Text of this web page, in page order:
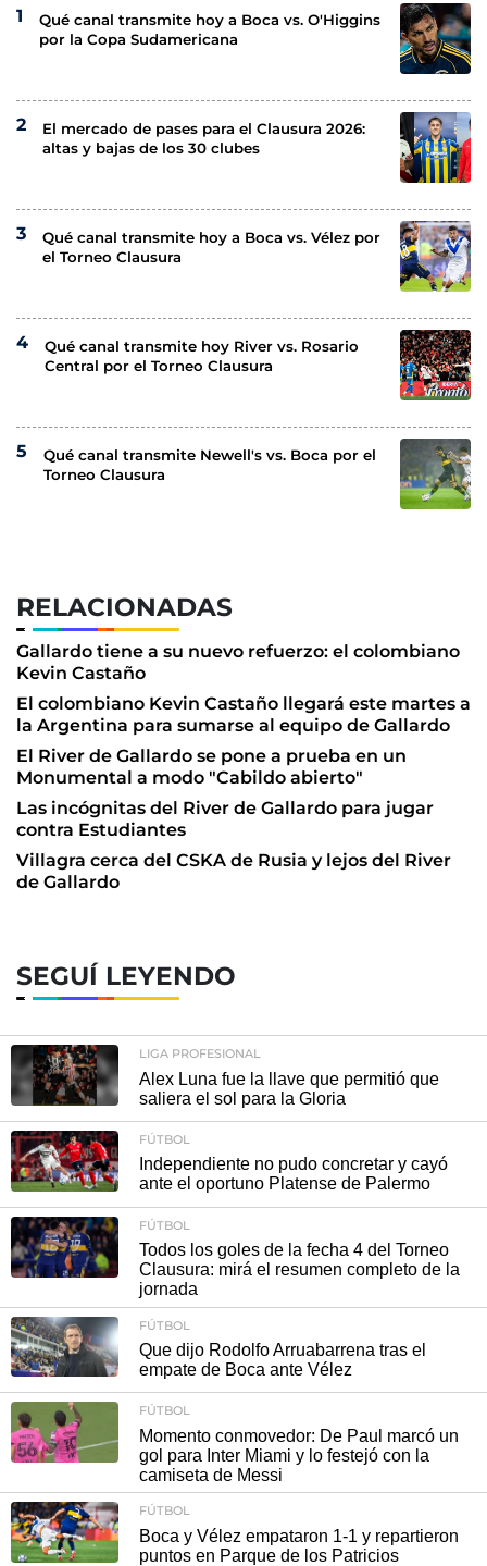
RELACIONADAS
Gallardo tiene a su nuevo refuerzo: el colombiano
Kevin Castaño
El colombiano Kevin Castaño llegará este martes a
la Argentina para sumarse al equipo de Gallardo
El River de Gallardo se pone a prueba en un
Monumental a modo "Cabildo abierto"
Las incógnitas del River de Gallardo para jugar
contra Estudiantes
Villagra cerca del CSKA de Rusia y lejos del River
de Gallardo
Qué canal transmite hoy a Boca vs. O'Higgins
por la Copa Sudamericana
El mercado de pases para el Clausura 2026:
altas y bajas de los 30 clubes
Qué canal transmite hoy a Boca vs. Vélez por
el Torneo Clausura
Qué canal transmite hoy River vs. Rosario
Central por el Torneo Clausura
Qué canal transmite Newell's vs. Boca por el
Torneo Clausura
SEGUÍ LEYENDO
LIGA PROFESIONAL
Alex Luna fue la llave que permitió que
saliera el sol para la Gloria
FÚTBOL
Independiente no pudo concretar y cayó
ante el oportuno Platense de Palermo
FÚTBOL
Todos los goles de la fecha 4 del Torneo
Clausura: mirá el resumen completo de la
jornada
FÚTBOL
Que dijo Rodolfo Arruabarrena tras el
empate de Boca ante Vélez
FÚTBOL
Momento conmovedor: De Paul marcó un
gol para Inter Miami y lo festejó con la
camiseta de Messi
FÚTBOL
Boca y Vélez empataron 1-1 y repartieron
puntos en Parque de los Patricios